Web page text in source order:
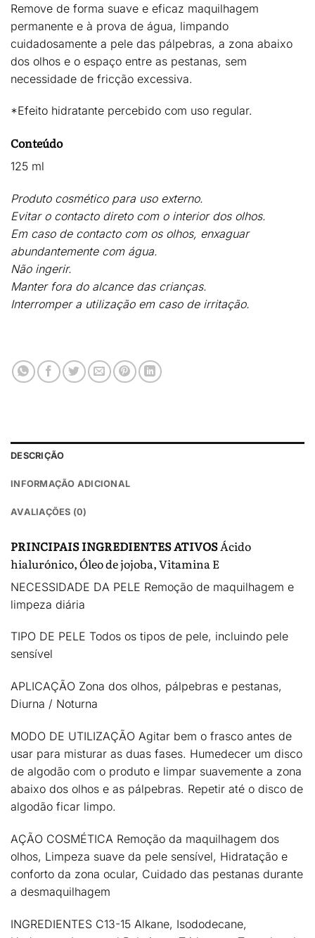
Remove de forma suave e eficaz maquilhagem
permanente e à prova de água, limpando
cuidadosamente a pele das pálpebras, a zona abaixo
dos olhos e o espaço entre as pestanas, sem
necessidade de fricção excessiva.
*Efeito hidratante percebido com uso regular.
Conteúdo
125 ml
Produto cosmético para uso externo.
Evitar o contacto direto com o interior dos olhos.
Em caso de contacto com os olhos, enxaguar
abundantemente com água.
Não ingerir.
Manter fora do alcance das crianças.
Interromper a utilização em caso de irritação.
DESCRIÇÃO
INFORMAÇÃO ADICIONAL
AVALIAÇÕES (0)
PRINCIPAIS INGREDIENTES ATIVOSÁcido
hialurónico, Óleo de jojoba, Vitamina E
NECESSIDADE DA PELE Remoção de maquilhagem e
limpeza diária
TIPO DE PELE Todos os tipos de pele, incluindo pele
sensível
APLICAÇÃO Zona dos olhos, pálpebras e pestanas,
Diurna / Noturna
MODO DE UTILIZAÇÃO Agitar bem o frasco antes de
usar para misturar as duas fases. Humedecer um disco
de algodão com o produto e limpar suavemente a zona
abaixo dos olhos e as pálpebras. Repetir até o disco de
algodão ficar limpo.
AÇÃO COSMÉTICA Remoção da maquilhagem dos
olhos, Limpeza suave da pele sensível, Hidratação e
conforto da zona ocular, Cuidado das pestanas durante
a desmaquilhagem
INGREDIENTES C13-15 Alkane, Isododecane,